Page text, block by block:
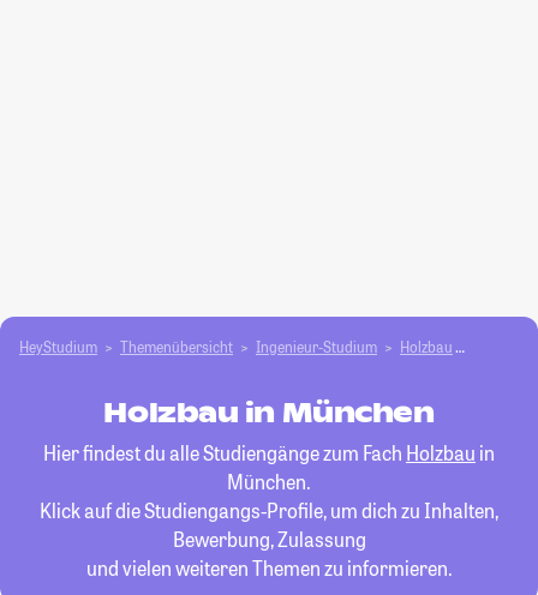
HeyStudium Themenübersicht Ingenieur-Studium Holzbau
Holzbau in München
Hier findest du alle Studiengänge zum Fach Holzbau in
München.
Klick auf die Studiengangs-Profile, um dich zu Inhalten,
Bewerbung, Zulassung
und vielen weiteren Themen zu informieren.